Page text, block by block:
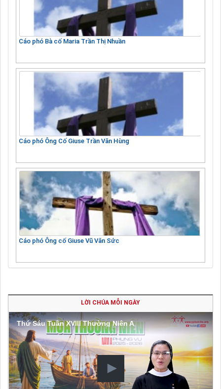
Cáo phó Bà cố Maria Trần Thị Nhuần
Cáo phó Ông Cố Giuse Trần Văn Hùng
Cáo phó Ông cố Giuse Vũ Văn Sức
LỜI CHÚA MỖI NGÀY
Thứ Sáu Tuần XVIII Thường Niên A